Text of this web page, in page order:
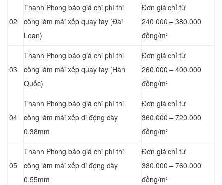
02
Thanh Phong báo giá chi phí thi
công làm mái xếp quay tay (Đài
Loan)
Đơn giá chỉ từ
240.000 – 380.000
đồng/m²
03
Thanh Phong báo giá chi phí thi
công làm mái xếp quay tay (Hàn
Quốc)
Đơn giá chỉ từ
260.000 – 400.000
đồng/m²
04
Thanh Phong báo giá chi phí thi
công làm mái xếp di động dày
0.38mm
Đơn giá chỉ từ
360.000 – 720.000
đồng/m²
05
Thanh Phong báo giá chi phí thi
công làm mái xếp di động dày
0.55mm
Đơn giá chỉ từ
380.000 – 760.000
đồng/m²